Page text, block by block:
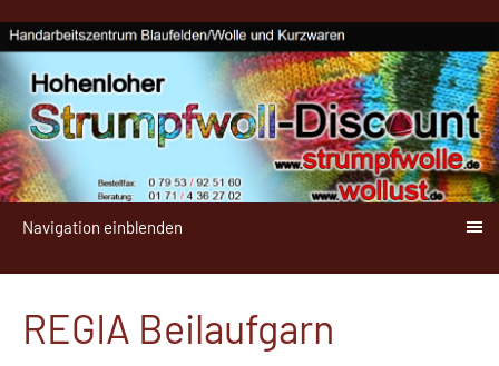
Navigation einblenden
REGIA Beilaufgarn